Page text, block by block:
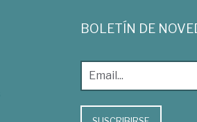
BOLETÍN DE